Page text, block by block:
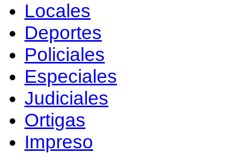
Locales
Deportes
Policiales
Especiales
Judiciales
Ortigas
Impreso